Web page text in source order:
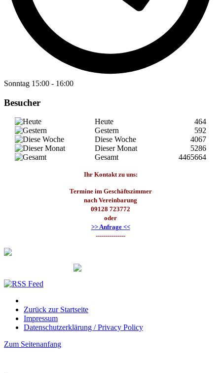
Sonntag 15:00 - 16:00
Besucher
Heute
464
Gestern
592
Diese Woche
4067
Dieser Monat
5286
Gesamt
4465664
Ihr Kontakt zu uns:
Termine im Geschäftszimmer
nach Vereinbarung
09128 723772
oder
>> Anfrage <<
---------------
Zurück zur Startseite
Impressum
Datenschutzerklärung / Privacy Policy
Zum Seitenanfang